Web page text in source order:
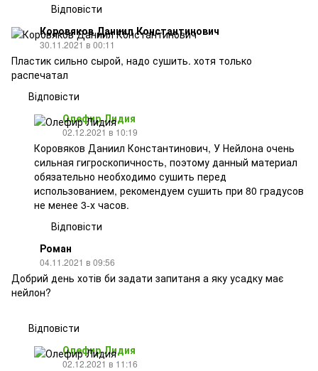
Відповісти
Коровяков Даниил Константинович
30.11.2021 в 00:11
Пластик сильно сырой, надо сушить. хотя только
распечатал
Відповісти
Олефир Лидия
02.12.2021 в 10:19
Коровяков Даниил Константинович, У Нейлона очень
сильная гигроскопичность, поэтому данный материал
обязательно необходимо сушить перед
использованием, рекомендуем сушить при 80 градусов
не менее 3-х часов.
Відповісти
Роман
04.11.2021 в 09:56
Добрий день хотів би задати запитаня а яку усадку має
нейлон?
Відповісти
Олефир Лидия
02.12.2021 в 11:16